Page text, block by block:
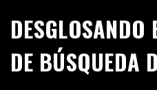
DE BÚSQUEDA